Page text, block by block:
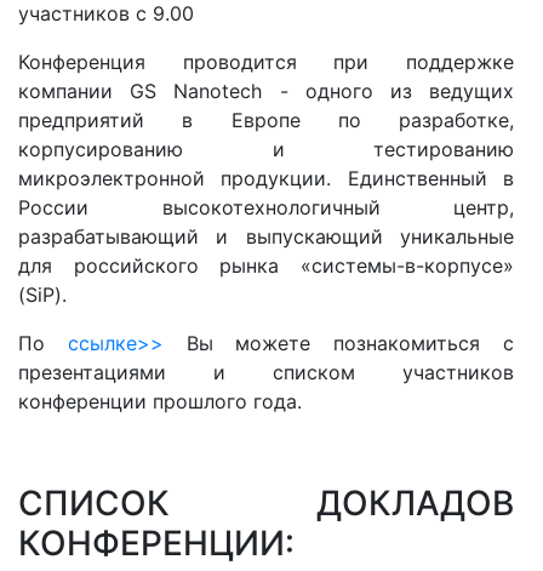
участников с 9.00
Конференция проводится при поддержке
компании GS Nanotech - одного из ведущих
предприятий в Европе по разработке,
корпусированию и тестированию
микроэлектронной продукции. Единственный в
России высокотехнологичный центр,
разрабатывающий и выпускающий уникальные
для российского рынка «системы-в-корпусе»
(SiP).
По ссылке>> Вы можете познакомиться с
презентациями и списком участников
конференции прошлого года.
СПИСОК ДОКЛАДОВ
КОНФЕРЕНЦИИ: